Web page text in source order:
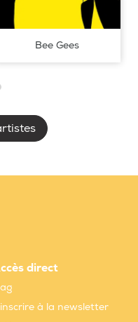
Bee Gees
direct
à la newsletter